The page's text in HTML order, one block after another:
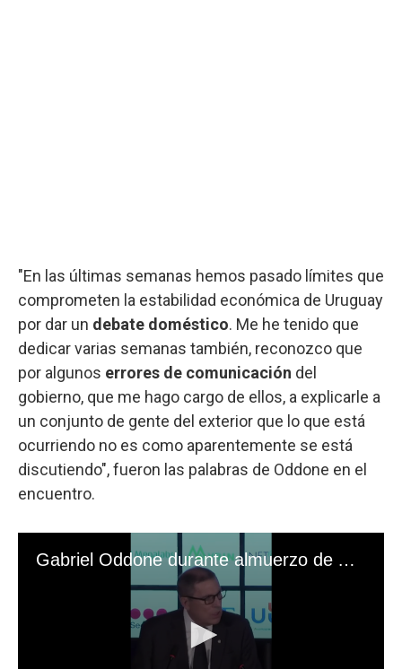
"En las últimas semanas hemos pasado límites que
comprometen la estabilidad económica de Uruguay
por dar un debate doméstico. Me he tenido que
dedicar varias semanas también, reconozco que
por algunos errores de comunicación del
gobierno, que me hago cargo de ellos, a explicarle a
un conjunto de gente del exterior que lo que está
ocurriendo no es como aparentemente se está
discutiendo", fueron las palabras de Oddone en el
encuentro.